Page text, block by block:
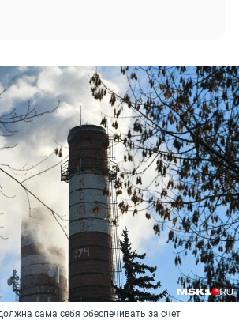
сама себя обеспечивать за счет